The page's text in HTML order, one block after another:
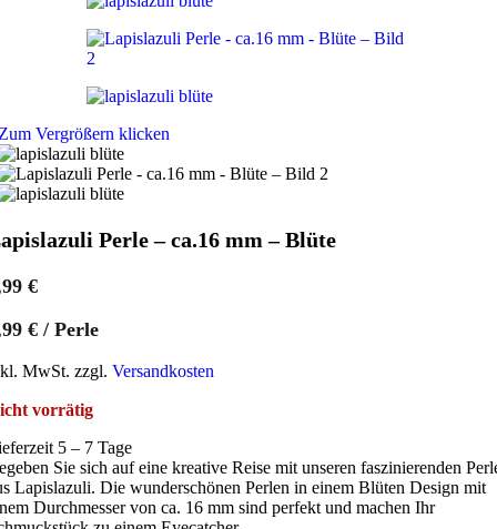
Vergrößern klicken
Perle – ca.16 mm – Blüte
€
€ / Perle
MwSt. zzgl. Versandkosten
vorrätig
5 – 7 Tage
Sie sich auf eine kreative Reise mit unseren faszinierenden
Lapislazuli. Die wunderschönen Perlen in einem Blüten Design mit
Durchmesser von ca. 16 mm sind perfekt und machen Ihr